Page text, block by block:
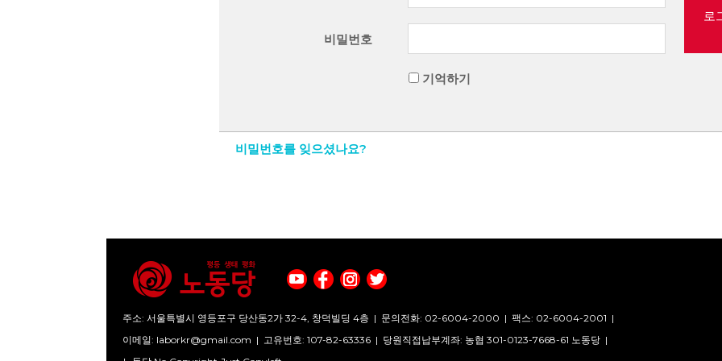
비밀번호
기억하기
로
비밀번호를 잊으셨나요?
주소: 서울특별시 영등포구 당산동2가 32-4, 창덕빌딩 4층 | 문의전화: 02-6004-2000 | 팩스: 02-6004-2001 |
이메일: laborkr@gmail.com | 고유번호: 107-82-63336 | 당원직접납부계좌: 농협 301-0123-7668-61 노동당 |